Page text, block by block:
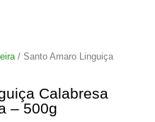
/ Santo Amaro Linguiça
Calabresa
– 500g